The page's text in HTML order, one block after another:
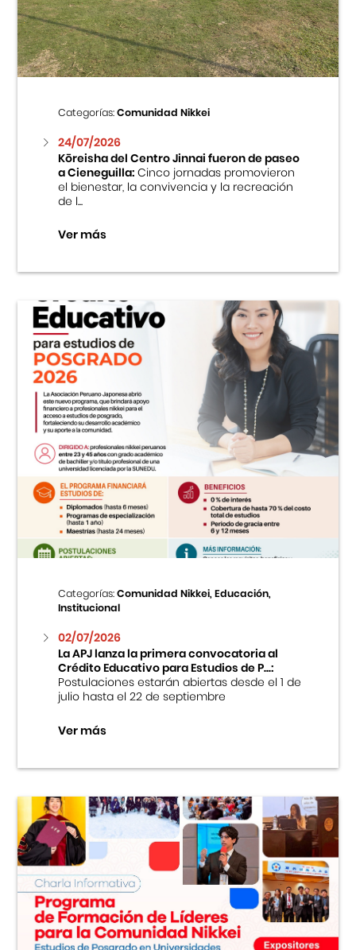
Centro Cultural Peruano Japonés
Cursos
Museo de la Inmigración Japonesa
Fondo Editorial
Teatro Peruano Japonés
Categorías:Comunidad Nikkei
24/07/2026
Kōreisha del Centro Jinnai fueron de paseo
a Cieneguilla:Cinco jornadas promovieron
el bienestar, la convivencia y la recreación
de l...
Ver más
Categorías:Comunidad Nikkei, Educación,
Institucional
02/07/2026
La APJ lanza la primera convocatoria al
Crédito Educativo para Estudios de P...:
Postulaciones estarán abiertas desde el 1 de
julio hasta el 22 de septiembre
Ver más